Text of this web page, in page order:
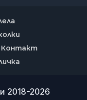
Контакт
2018-2026